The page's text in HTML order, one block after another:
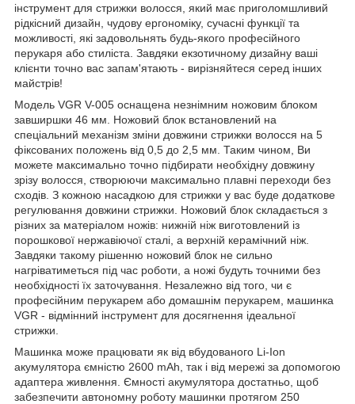
інструмент для стрижки волосся, який має приголомшливий
рідкісний дизайн, чудову ергономіку, сучасні функції та
можливості, які задовольнять будь-якого професійного
перукаря або стиліста. Завдяки екзотичному дизайну ваші
клієнти точно вас запам'ятають - вирізняйтеся серед інших
майстрів!
Модель VGR V-005 оснащена незнімним ножовим блоком
завширшки 46 мм. Ножовий блок встановлений на
спеціальний механізм зміни довжини стрижки волосся на 5
фіксованих положень від 0,5 до 2,5 мм. Таким чином, Ви
можете максимально точно підбирати необхідну довжину
зрізу волосся, створюючи максимально плавні переходи без
сходів. З кожною насадкою для стрижки у вас буде додаткове
регулювання довжини стрижки. Ножовий блок складається з
різних за матеріалом ножів: нижній ніж виготовлений із
порошкової нержавіючої сталі, а верхній керамічний ніж.
Завдяки такому рішенню ножовий блок не сильно
нагріватиметься під час роботи, а ножі будуть точними без
необхідності їх заточування. Незалежно від того, чи є
професійним перукарем або домашнім перукарем, машинка
VGR - відмінний інструмент для досягнення ідеальної
стрижки.
Машинка може працювати як від вбудованого Li-Ion
акумулятора ємністю 2600 mAh, так і від мережі за допомогою
адаптера живлення. Ємності акумулятора достатньо, щоб
забезпечити автономну роботу машинки протягом 250